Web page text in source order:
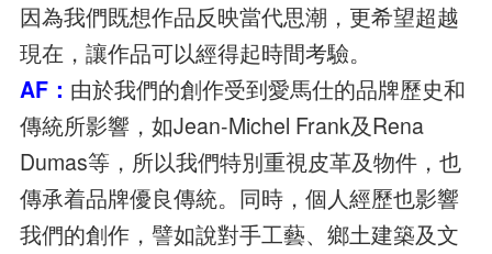
因為我們既想作品反映當代思潮，更希望超越
現在，讓作品可以經得起時間考驗。
AF： 由於我們的創作受到愛馬仕的品牌歷史和
傳統所影響，如Jean-Michel Frank及Rena
Dumas等，所以我們特別重視皮革及物件，也
傳承着品牌優良傳統。同時，個人經歷也影響
我們的創作，譬如說對手工藝、鄉土建築及文